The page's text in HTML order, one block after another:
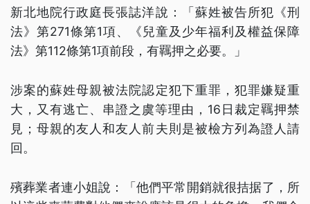
新北地院行政庭長張誌洋說：「蘇姓被告所犯《刑
法》第271條第1項、《兒童及少年福利及權益保障
法》第112條第1項前段，有羈押之必要。」
涉案的蘇姓母親被法院認定犯下重罪，犯罪嫌疑重
大，又有逃亡、串證之虞等理由，16日裁定羈押禁
見；母親的友人和友人前夫則是被檢方列為證人請
回。
殯葬業者連小姐說：「他們平常開銷就很拮据了，所